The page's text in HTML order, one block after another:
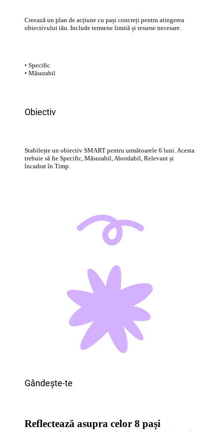
Creează un plan de acțiune cu pași concreți pentru atingerea
obiectivului tău. Include termene limită și resurse necesare.
• Specific
• Măsurabil
Obiectiv
Stabilește un obiectiv SMART pentru următoarele 6 luni. Acesta
trebuie să fie Specific, Măsurabil, Abordabil, Relevant și
încadrat în Timp.
Gândește-te
Reflectează asupra celor 8 pași